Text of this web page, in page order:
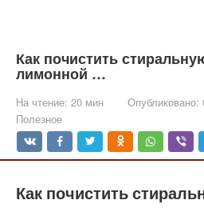
Как почистить
лимонной …
На чтение: 20 мин Опубликовано:
Полезное
Как почистить